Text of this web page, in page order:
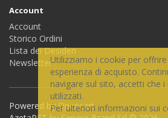
Account
Account
Storico Ordini
Lista dei Desideri
Newsletter
Powered byOpencart
Utilizziamo i cookie per
esperienza di acquisto.
navigare sul sito, accetti che
utilizzati.
Per ulteriori informazioni sui